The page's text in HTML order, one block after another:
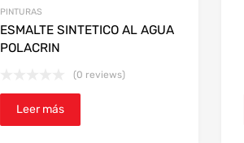
PINTURAS
ESMALTE SINTETICO AL AGUA
POLACRIN
(0 reviews)
Leer más